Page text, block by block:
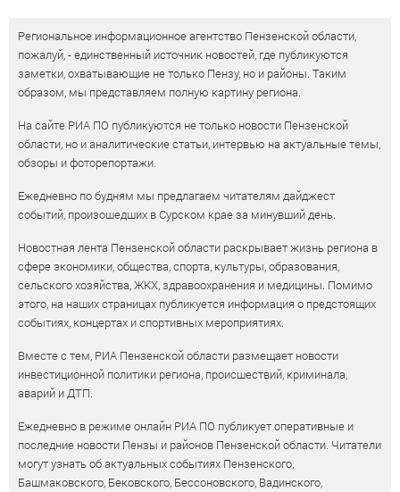
Региональное информационное агентство Пензенской области,
пожалуй, - единственный источник новостей, где публикуются
заметки, охватывающие не только Пензу, но и районы. Таким
образом, мы представляем полную картину региона.
На сайте РИА ПО публикуются не только новости Пензенской
области, но и аналитические статьи, интервью на актуальные темы,
обзоры и фоторепортажи.
Ежедневно по будням мы предлагаем читателям дайджест
событий, произошедших в Сурском крае за минувший день.
Новостная лента Пензенской области раскрывает жизнь региона в
сфере экономики, общества, спорта, культуры, образования,
сельского хозяйства, ЖКХ, здравоохранения и медицины. Помимо
этого, на наших страницах публикуется информация о предстоящих
событиях, концертах и спортивных мероприятиях.
Вместе с тем, РИА Пензенской области размещает новости
инвестиционной политики региона, происшествий, криминала,
аварий и ДТП.
Ежедневно в режиме онлайн РИА ПО публикует оперативные и
последние новости Пензы и районов Пензенской области. Читатели
могут узнать об актуальных событиях Пензенского,
Башмаковского, Бековского, Бессоновского, Вадинского,